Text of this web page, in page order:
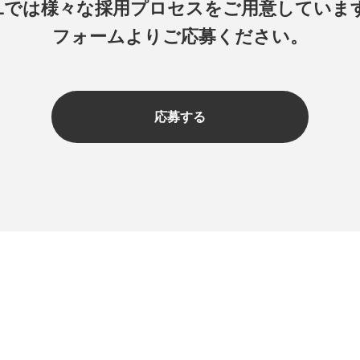
では様々な採用プロセスをご用意していま
フォームよりご応募ください。
応募する